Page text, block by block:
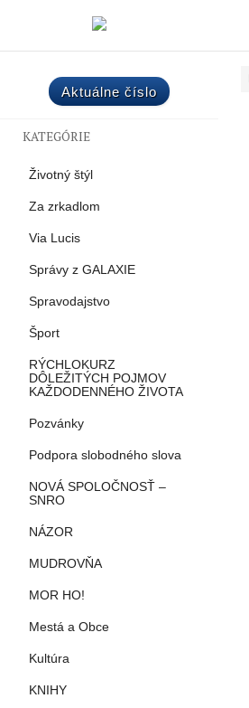
Aktuálne číslo
KATEGÓRIE
Životný štýl
Za zrkadlom
Via Lucis
Správy z GALAXIE
Spravodajstvo
Šport
RÝCHLOKURZ
DÔLEŽITÝCH POJMOV
KAŽDODENNÉHO ŽIVOTA
Pozvánky
Podpora slobodného slova
NOVÁ SPOLOČNOSŤ –
SNRO
NÁZOR
MUDROVŇA
MOR HO!
Mestá a Obce
Kultúra
KNIHY